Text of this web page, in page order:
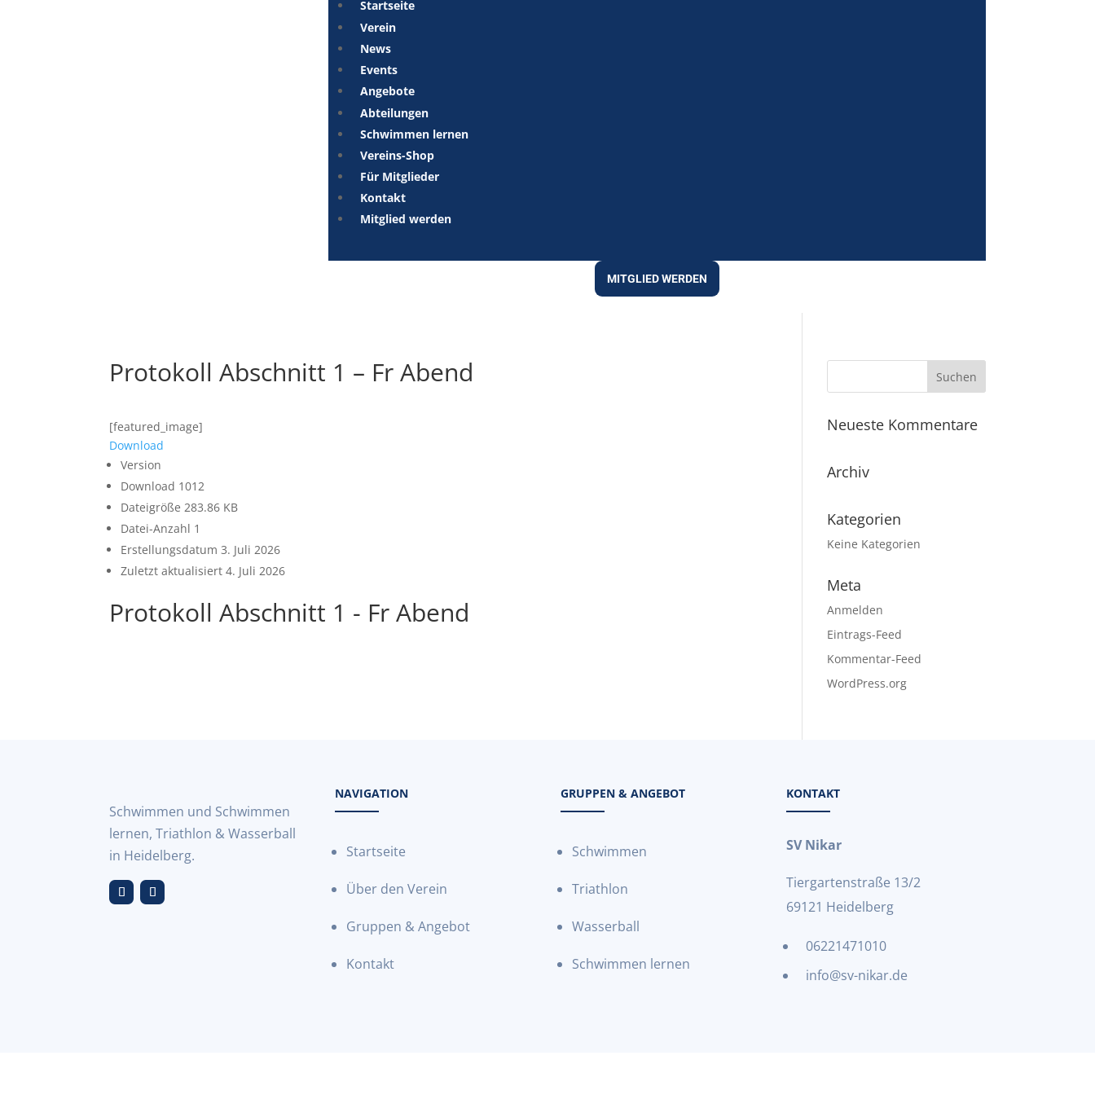
Startseite
Verein
News
Events
Angebote
Abteilungen
Schwimmen lernen
Vereins-Shop
Für Mitglieder
Kontakt
Mitglied werden
MITGLIED WERDEN
Protokoll Abschnitt 1 – Fr Abend
[featured_image]
Download
Version
Download 1012
Dateigröße283.86 KB
Datei-Anzahl 1
Erstellungsdatum3. Juli 2026
Zuletzt aktualisiert4. Juli 2026
Protokoll Abschnitt 1 - Fr Abend
Neueste Kommentare
Archiv
Kategorien
Keine Kategorien
Meta
Anmelden
Eintrags-Feed
Kommentar-Feed
WordPress.org
Schwimmen und Schwimmen
lernen, Triathlon & Wasserball
in Heidelberg.
NAVIGATION
Startseite
Über den Verein
Gruppen & Angebot
Kontakt
GRUPPEN & ANGEBOT
Schwimmen
Triathlon
Wasserball
Schwimmen lernen
KONTAKT
SV Nikar
Tiergartenstraße 13/2
69121 Heidelberg
06221471010
info@sv-nikar.de